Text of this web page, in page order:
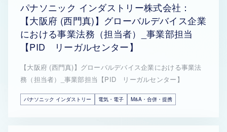
パナソニック インダストリー株式会社：
【大阪府 (西門真)】グローバルデバイス企業
における事業法務（担当者）_事業部担当
【PID リーガルセンター】
【大阪府 (西門真)】グローバルデバイス企業における事業法
務（担当者）_事業部担当【PID リーガルセンター】
パナソニック インダストリー 電気・電子 M&A・合併・提携